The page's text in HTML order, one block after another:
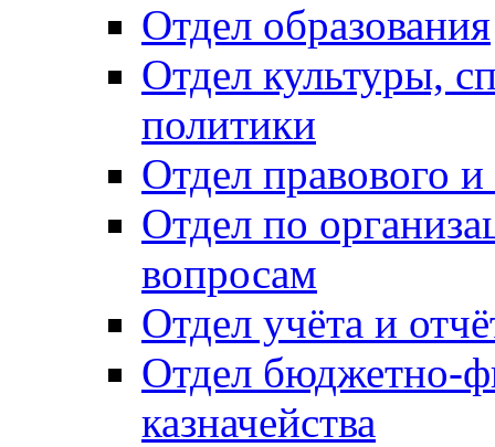
Отдел образования
Отдел культуры,
политики
Отдел правового
Отдел по
вопросам
Отдел учёта и
Отдел бюджетно-
казначейства